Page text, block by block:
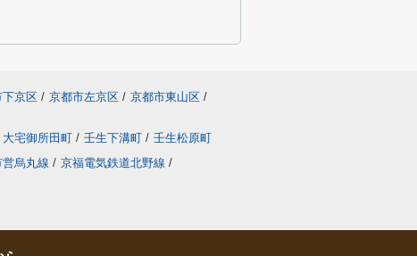
下京区 / 京都市左京区 / 京都市東山区 /
大宅御所田町 / 壬生下溝町 / 壬生松原町
烏丸線 / 京福電気鉄道北野線 /